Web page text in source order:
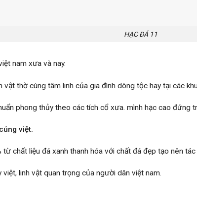
HẠC ĐÁ 11
nam xưa và nay.
thờ cúng tâm linh của gia đình dòng tộc hay tại các
phong thủy theo các tích cổ xưa. mình hạc cao đứng
việt.
chất liệu đá xanh thanh hóa với chất đá đẹp tạo nên
linh vật quan trọng của người dân việt nam.